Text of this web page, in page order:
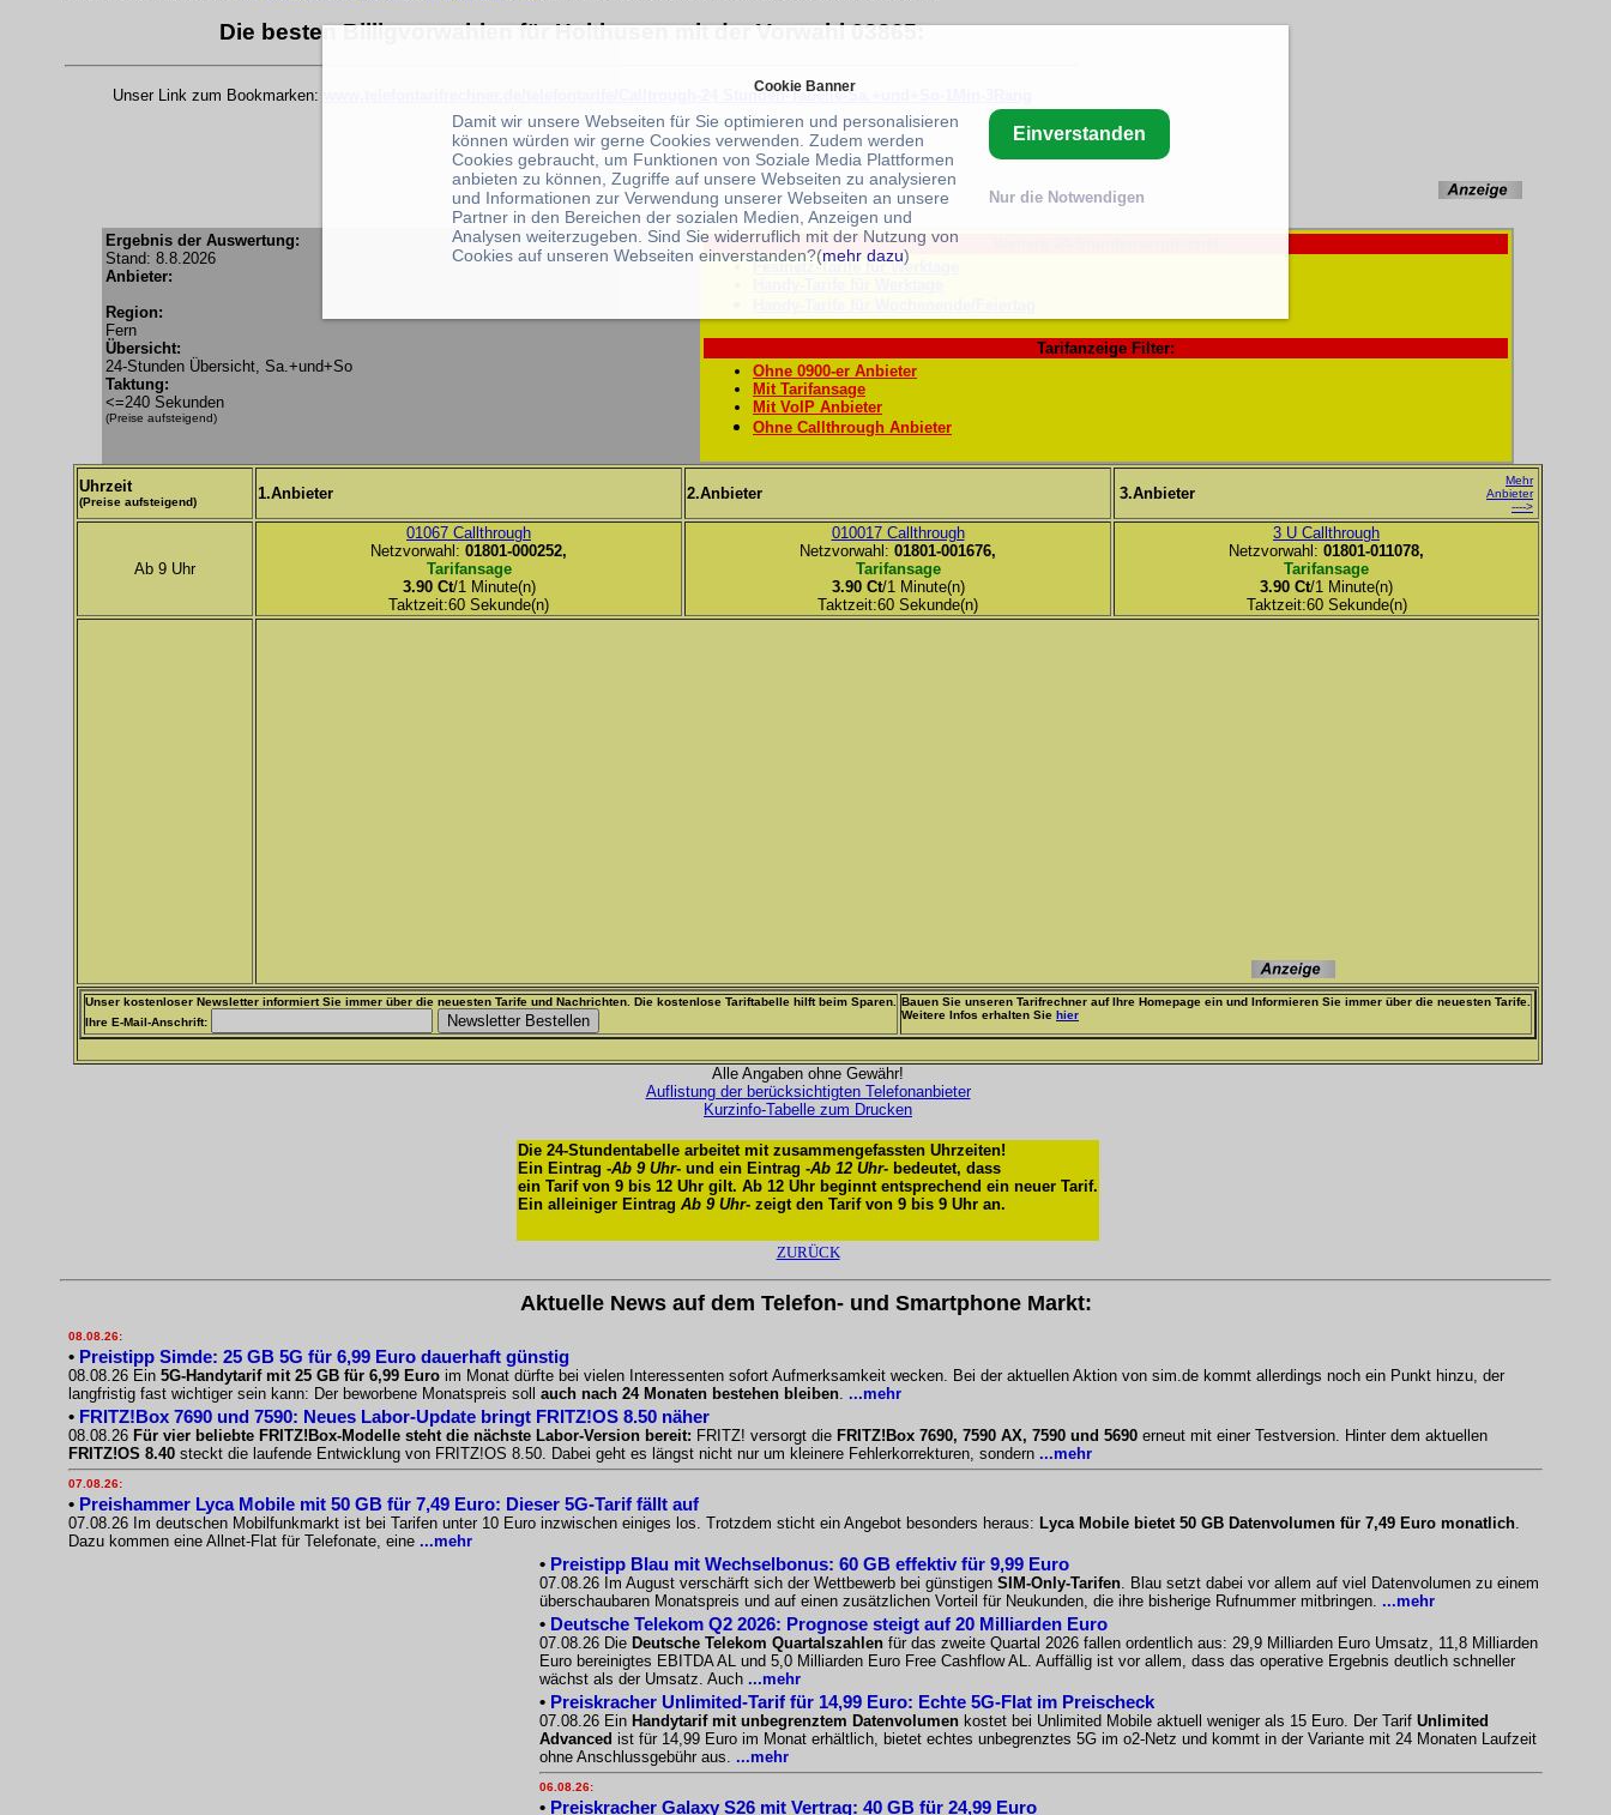
Die besten Billigvorwahlen für Holthusen mit der Vorwahl 03865:
Unser Link zum Bookmarken: www.telefontarifrechner.de/telefontarife/Calltrough-24 Stunden-Tabelle-Sa.+und+So-1Min-3Rang
Ergebnis der Auswertung:
Stand: 8.8.2026
Anbieter:
Region:
Fern
Übersicht:
24-Stunden Übersicht, Sa.+und+So
Taktung:
<=240 Sekunden
(Preise aufsteigend)
Festnetz-Tarife für Werktage
Tarifanzeige Filter:
Ohne 0900-er Anbieter
Mit Tarifansage
Mit VoIP Anbieter
Ohne Callthrough Anbieter
Uhrzeit
(Preise aufsteigend) 1.Anbieter 2.Anbieter 3.Anbieter
Mehr
Anbieter
---->
Ab 9 Uhr
01067 Callthrough
Netzvorwahl: 01801-000252,
Tarifansage
3.90 Ct/1 Minute(n)
Taktzeit:60 Sekunde(n)
010017 Callthrough
Netzvorwahl: 01801-001676,
Tarifansage
3.90 Ct/1 Minute(n)
Taktzeit:60 Sekunde(n)
3 U Callthrough
Netzvorwahl: 01801-011078,
Tarifansage
3.90 Ct/1 Minute(n)
Taktzeit:60 Sekunde(n)
Unser kostenloser Newsletter informiert Sie immer über die neuesten Tarife und Nachrichten. Die kostenlose Tariftabelle hilft beim Sparen.
Ihre E-Mail-Anschrift:
Bauen Sie unseren Tarifrechner auf Ihre Homepage ein und Informieren Sie immer über die neuesten Tarife.
Weitere Infos erhalten Sie hier
Alle Angaben ohne Gewähr!
Auflistung der berücksichtigten Telefonanbieter
Kurzinfo-Tabelle zum Drucken
Die 24-Stundentabelle arbeitet mit zusammengefassten Uhrzeiten!
Ein Eintrag -Ab 9 Uhr- und ein Eintrag -Ab 12 Uhr- bedeutet, dass
ein Tarif von 9 bis 12 Uhr gilt. Ab 12 Uhr beginnt entsprechend ein neuer Tarif.
Ein alleiniger Eintrag Ab 9 Uhr- zeigt den Tarif von 9 bis 9 Uhr an.
ZURÜCK
Aktuelle News auf dem Telefon- und Smartphone Markt:
08.08.26:
• Preistipp Simde: 25 GB 5G für 6,99 Euro dauerhaft günstig
08.08.26 Ein 5G-Handytarif mit 25 GB für 6,99 Euro im Monat dürfte bei vielen Interessenten sofort Aufmerksamkeit wecken. Bei der aktuellen Aktion von sim.de kommt allerdings noch ein Punkt hinzu, der
langfristig fast wichtiger sein kann: Der beworbene Monatspreis soll auch nach 24 Monaten bestehen bleiben. ...mehr
• FRITZ!Box 7690 und 7590: Neues Labor-Update bringt FRITZ!OS 8.50 näher
08.08.26 Für vier beliebte FRITZ!Box-Modelle steht die nächste Labor-Version bereit: FRITZ! versorgt die FRITZ!Box 7690, 7590 AX, 7590 und 5690 erneut mit einer Testversion. Hinter dem aktuellen
FRITZ!OS 8.40 steckt die laufende Entwicklung von FRITZ!OS 8.50. Dabei geht es längst nicht nur um kleinere Fehlerkorrekturen, sondern ...mehr
07.08.26:
• Preishammer Lyca Mobile mit 50 GB für 7,49 Euro: Dieser 5G-Tarif fällt auf
07.08.26 Im deutschen Mobilfunkmarkt ist bei Tarifen unter 10 Euro inzwischen einiges los. Trotzdem sticht ein Angebot besonders heraus: Lyca Mobile bietet 50 GB Datenvolumen für 7,49 Euro monatlich.
Dazu kommen eine Allnet-Flat für Telefonate, eine ...mehr
• Preistipp Blau mit Wechselbonus: 60 GB effektiv für 9,99 Euro
07.08.26 Im August verschärft sich der Wettbewerb bei günstigen SIM-Only-Tarifen. Blau setzt dabei vor allem auf viel Datenvolumen zu einem
überschaubaren Monatspreis und auf einen zusätzlichen Vorteil für Neukunden, die ihre bisherige Rufnummer mitbringen. ...mehr
• Deutsche Telekom Q2 2026: Prognose steigt auf 20 Milliarden Euro
07.08.26 Die Deutsche Telekom Quartalszahlen für das zweite Quartal 2026 fallen ordentlich aus: 29,9 Milliarden Euro Umsatz, 11,8 Milliarden
Euro bereinigtes EBITDA AL und 5,0 Milliarden Euro Free Cashflow AL. Auffällig ist vor allem, dass das operative Ergebnis deutlich schneller
wächst als der Umsatz. Auch ...mehr
• Preiskracher Unlimited-Tarif für 14,99 Euro: Echte 5G-Flat im Preischeck
07.08.26 Ein Handytarif mit unbegrenztem Datenvolumen kostet bei Unlimited Mobile aktuell weniger als 15 Euro. Der Tarif Unlimited
Advanced ist für 14,99 Euro im Monat erhältlich, bietet echtes unbegrenztes 5G im o2-Netz und kommt in der Variante mit 24 Monaten Laufzeit
ohne Anschlussgebühr aus. ...mehr
06.08.26:
• Preiskracher Galaxy S26 mit Vertrag: 40 GB für 24,99 Euro
Cookie Banner
Damit wir unsere Webseiten für Sie optimieren und personalisieren
können würden wir gerne Cookies verwenden. Zudem werden
Cookies gebraucht, um Funktionen von Soziale Media Plattformen
anbieten zu können, Zugriffe auf unsere Webseiten zu analysieren
und Informationen zur Verwendung unserer Webseiten an unsere
Partner in den Bereichen der sozialen Medien, Anzeigen und
Analysen weiterzugeben. Sind Sie widerruflich mit der Nutzung von
Cookies auf unseren Webseiten einverstanden?(mehr dazu)
Einverstanden
Nur die Notwendigen